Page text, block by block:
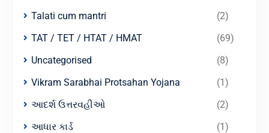
Talati cum mantri
(2)
TAT / TET / HTAT / HMAT
(69)
Uncategorised
(8)
Vikram Sarabhai Protsahan Yojana
(1)
આદર્શ ઉત્તરવહીઓ
(2)
આધાર કાર્ડ
(1)